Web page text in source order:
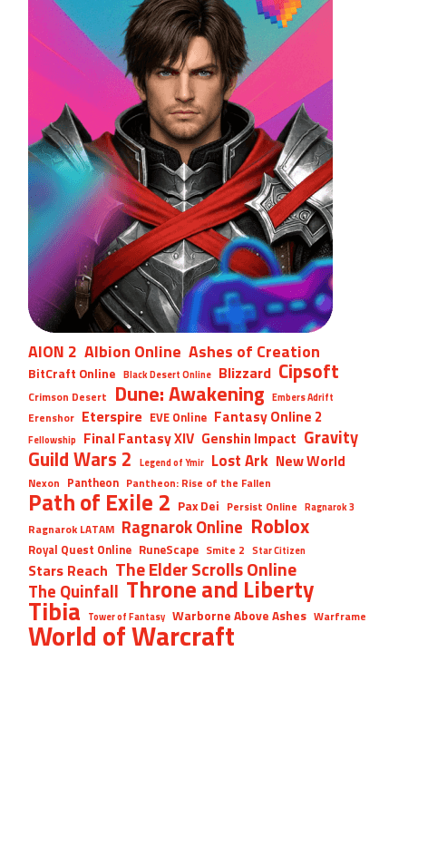
AION 2 Albion Online Ashes of Creation
BitCraft Online Black Desert Online Blizzard Cipsoft
Crimson Desert Dune: Awakening Embers Adrift
Erenshor Eterspire EVE Online Fantasy Online 2
Fellowship Final Fantasy XIV Genshin Impact Gravity
Guild Wars 2 Legend of Ymir Lost Ark New World
Nexon Pantheon Pantheon: Rise of the Fallen
Path of Exile 2 Pax Dei Persist Online Ragnarok 3
Ragnarok LATAM Ragnarok Online Roblox
Royal Quest Online RuneScape Smite 2 Star Citizen
Stars Reach The Elder Scrolls Online
The Quinfall Throne and Liberty
Tibia Tower of Fantasy Warborne Above Ashes Warframe
World of Warcraft